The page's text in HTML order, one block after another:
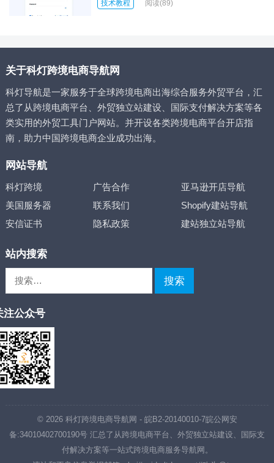
技术教程 阅读(89)
关于科灯跨境电商导航网
科灯导航是一家服务于全球跨境电商出海综合服务外贸平台，汇
总了从跨境电商平台、外贸独立站建设、国际支付解决方案等各
类实用的外贸工具门户网站。并开设各类跨境电商平台开店指
南，助力中国跨境电商企业成功出海。
网站导航
科灯跨境 广告合作
亚马逊开店导航
美国服务器
联系我们
Shopify建站导航
安信证书
隐私政策 建站独立站导航
站内搜索
注公众号
© 2026 科灯跨境电商导航网 - 皖B2-20140010-7皖公网安
备:34010402700190号 汇总了从跨境电商平台、外贸独立站建设、国际支
付解决方案等一站式跨境电商服务导航网。